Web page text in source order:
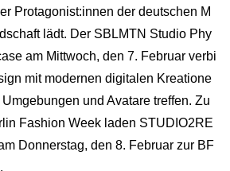
Protagonist:innen der deutschen M
lädt. Der SBLMTN Studio Phy
am Mittwoch, den 7. Februar verbi
mit modernen digitalen Kreatione
und Avatare treffen. Zu
Fashion Week laden STUDIO2RE
Donnerstag, den 8. Februar zur BF